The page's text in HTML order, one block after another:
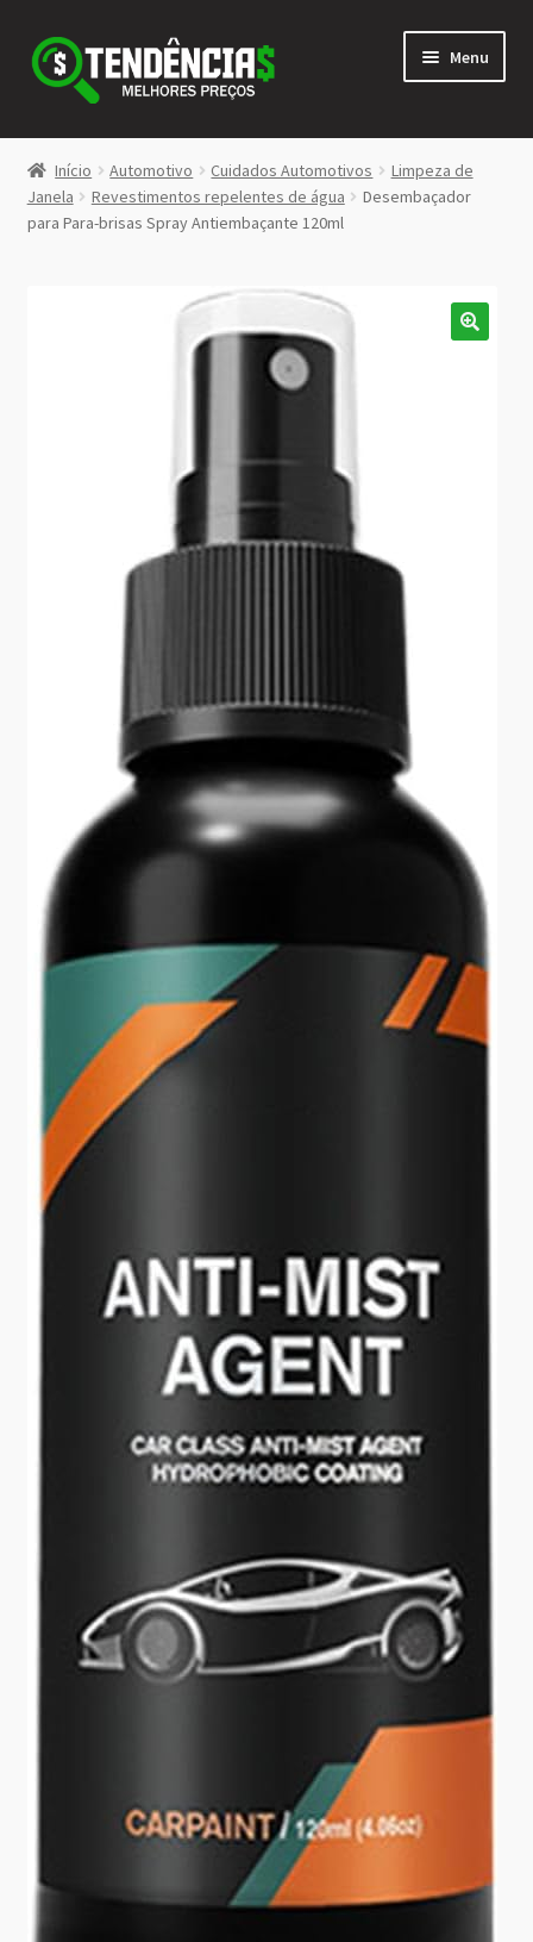
Pular
para
navegação
Pular
para
conteúdo
Menu
LOJA
<>
Início Automotivo Cuidados Automotivos
Limpeza de
Janela
Revestimentos repelentes de água
Desembaçador
para Para-brisas Spray Antiembaçante 120ml